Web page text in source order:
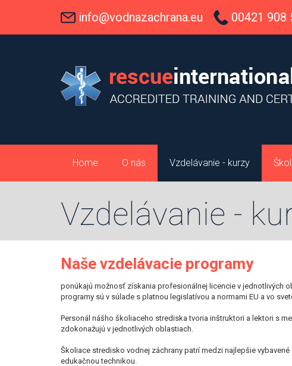
info@vodnazachrana.eu 00421 908
Home O nás Vzdelávanie - kurzy
Vzdelávanie -
Naše vzdelávacie programy
ponúkajú možnosť získania profesionálnej licencie v jednotlivých
programy sú v súlade s platnou legislatívou a normami EU a vo
Personál nášho školiaceho strediska tvoria inštruktori a lektori s
zdokonažujú v jednotlivých oblastiach.
Školiace stredisko vodnej záchrany patrí medzi najlepšie
edukačnou technikou.